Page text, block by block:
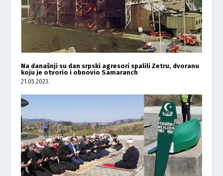
Na današnji su dan srpski agresori spalili Zetru, dvoranu
koju je otvorio i obnovio Samaranch
21.05.2023.